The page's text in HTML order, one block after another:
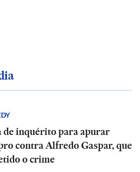
de inquérito para apurar
contra Alfredo Gaspar, que
o crime